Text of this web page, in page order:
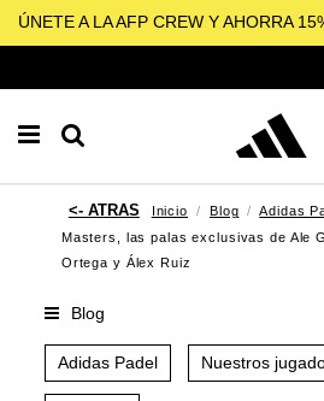
ÚNETE A LA AFP CREW Y AHORRA
Inicio Blog Adidas
Masters, las palas exclusivas de Ale
Ortega y Álex Ruiz
Blog
Adidas Padel Nuestros